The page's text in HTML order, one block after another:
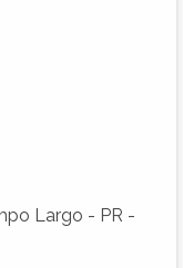
Largo - PR -